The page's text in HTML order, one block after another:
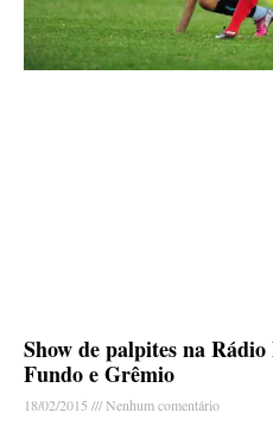
Show de palpites na
Fundo e Grêmio
18/02/2015 Nenhum comentário